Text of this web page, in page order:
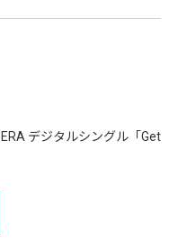
デジタルシングル「Get